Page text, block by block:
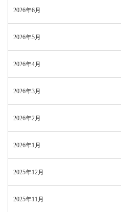
2026年6月
2026年5月
2026年4月
2026年3月
2026年2月
2026年1月
2025年12月
2025年11月